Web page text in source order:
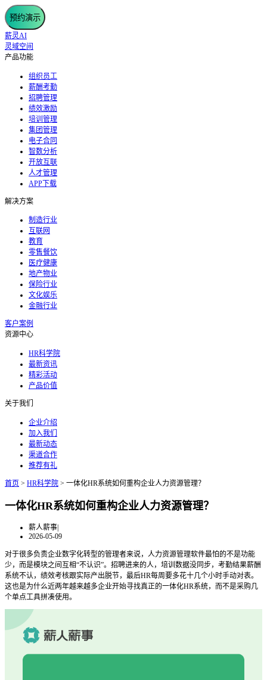
预约演示
薪灵AI
灵域空间
产品功能
组织员工
薪酬考勤
招聘管理
绩效激励
培训管理
集团管理
电子合同
智数分析
开放互联
人才管理
APP下载
解决方案
制造行业
互联网
教育
零售餐饮
医疗健康
地产物业
保险行业
文化娱乐
金融行业
客户案例
资源中心
HR科学院
最新资讯
精彩活动
产品价值
关于我们
企业介绍
加入我们
最新动态
渠道合作
推荐有礼
首页 > HR科学院 > 一体化HR系统如何重构企业人力资源管理？
一体化HR系统如何重构企业人力资源管理？
薪人薪事|
2026-05-09
对于很多负责企业数字化转型的管理者来说，人力资源管理软件最怕的不是功能
少，而是模块之间互相“不认识”。招聘进来的人，培训数据没同步，考勤结果薪酬
系统不认，绩效考核跟实际产出脱节，最后HR每周要多花十几个小时手动对表。
这也是为什么近两年越来越多企业开始寻找真正的一体化HR系统，而不是采购几
个单点工具拼凑使用。